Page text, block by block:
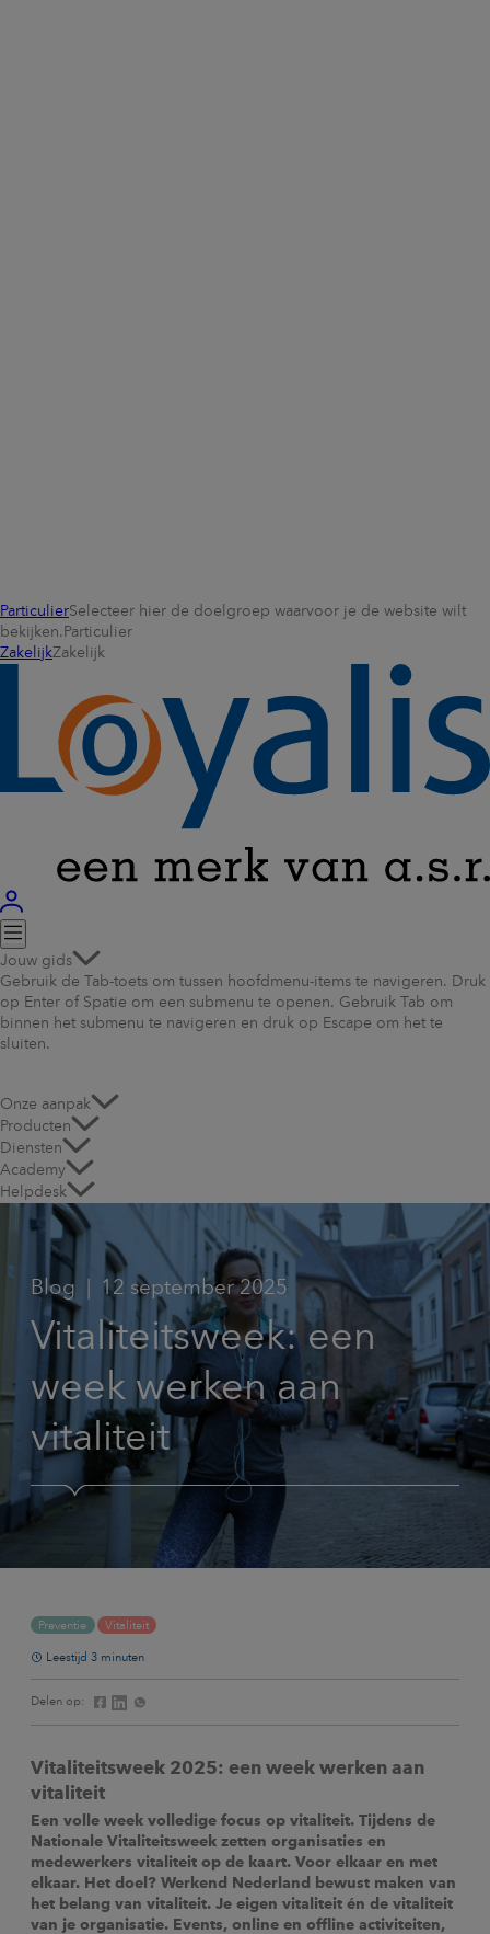
ParticulierSelecteer hier de doelgroep waarvoor je de website wilt
bekijken. Particulier
ZakelijkZakelijk
Jouw gids
Gebruik de Tab-toets om tussen hoofdmenu-items te navigeren. Druk
op Enter of Spatie om een submenu te openen. Gebruik Tab om
binnen het submenu te navigeren en druk op Escape om het te
sluiten.
Onze aanpak
Producten
Diensten
Academy
Helpdesk
Blog 12 september 2025
Vitaliteitsweek: een
week werken aan
vitaliteit
Vitaliteitsweek 2025: een week werken aan
vitaliteit
Een volle week volledige focus op vitaliteit. Tijdens de
Nationale Vitaliteitsweek zetten organisaties en
medewerkers vitaliteit op de kaart. Voor elkaar en met
elkaar. Het doel? Werkend Nederland bewust maken van
het belang van vitaliteit. Je eigen vitaliteit én de vitaliteit
van je organisatie. Events, online en offline activiteiten,
Preventie Vitaliteit
Leestijd 3 minuten
Delen op: